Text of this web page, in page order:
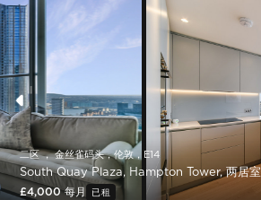
二区 ， 金丝雀码头，伦敦，E14
South Quay Plaza, Hampton Tower, 两居室
£4,000 每月 已租